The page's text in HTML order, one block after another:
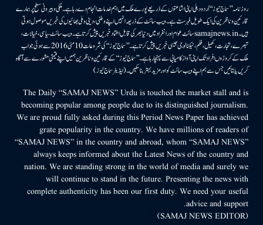
روزنامہ ’’سماج نیوز‘‘ اُردو دہلی اپنی اشاعتوں کے ذریعے پورے ملک میں اہم خدمات انجام دے رہا ہے۔ ملکی وبیرونی سطح پر ہمارے
قارئین وناظرین کی ایک طویل فہرست ہے۔ ویب سائٹ کے ذریعہ انہیں اپنے وطنی، دینی وملی بھائیوں کی خبریں موصول ہوتی
ہیں۔samajnews.inسائٹ عوام اور انفراد میں دنیا بھر کی قابل اعتماد خبریں پیش کرتا ہے۔ ویب سائٹ سیاسی، خیالات،
تبصرے، تجارت، کھیل، فلم، ٹیکنالوجی جیسی خبریں پیش کرتا ہے۔ ’’سماج نیوز‘‘ کی شروعات 10مئی 2016 سے ہوئی جو اب
ملک کے کروڑوں افراد تک اپنی آواز کامیابی سے پہنچا رہا ہے۔ ’’سماج نیوز‘‘ کے قارئین وناظرین ہمیں اپنے قیمتی مشورے سے آگاہ
کریں یا بتائیں جس سے ہم اپنے ویب سائٹ کو اور مزید بہتر بناسکیں۔ (ایڈیٹر سماج نیوز)
The Daily “SAMAJ NEWS” Urdu is touched the market stall and is
becoming popular among people due to its distinguished journalism.
We are proud fully asked during this Period News Paper has achieved
grate popularity in the country. We have millions of readers of
“SAMAJ NEWS” in the country and abroad, whom “SAMAJ NEWS”
always keeps informed about the Latest News of the country and
nation. We are standing strong in the world of media and surely we
will continue to stand in the future. Presenting the news with
complete authenticity has been our first duty. We need your useful
advice and support.
(SAMAJ NEWS EDITOR)